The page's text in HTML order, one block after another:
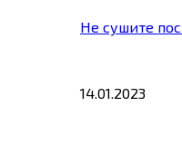
Не сушите
14.01.2023